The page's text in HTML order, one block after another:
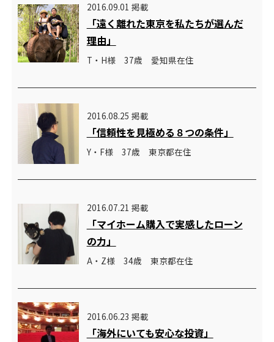
2016.09.01 掲載
「遠く離れた東京を私たちが選んだ
理由」
T・H様 37歳 愛知県在住
2016.08.25 掲載
「信頼性を見極める８つの条件」
Y・F様 37歳 東京都在住
2016.07.21 掲載
「マイホーム購入で実感したローン
の力」
A・Z様 34歳 東京都在住
2016.06.23 掲載
「海外にいても安心な投資」